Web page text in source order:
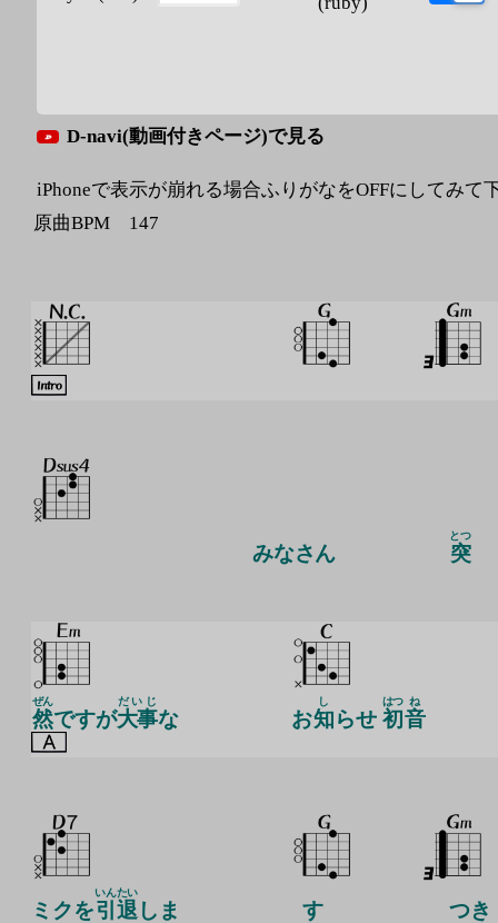
D-navi(動画付きページ)で見る
iPhoneで表示が崩れる場合ふりがなをOFFにしてみて
原曲BPM 147
みなさん 突
とつ
然
ぜん
ですが大事
だいじ
な お知
し
らせ 初
はつ
音
ね
ミクを引
いん
退
たい
しま す つき